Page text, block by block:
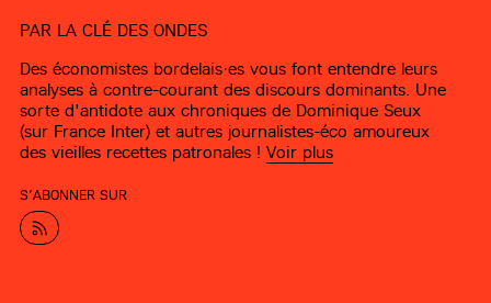
PAR LA CLÉ DES ONDES
Des économistes bordelais·es vous font entendre leurs
analyses à contre-courant des discours dominants. Une
sorte d'antidote aux chroniques de Dominique Seux
(sur France Inter) et autres journalistes-éco amoureux
des vieilles recettes patronales !Voir plus
S’ABONNER SUR